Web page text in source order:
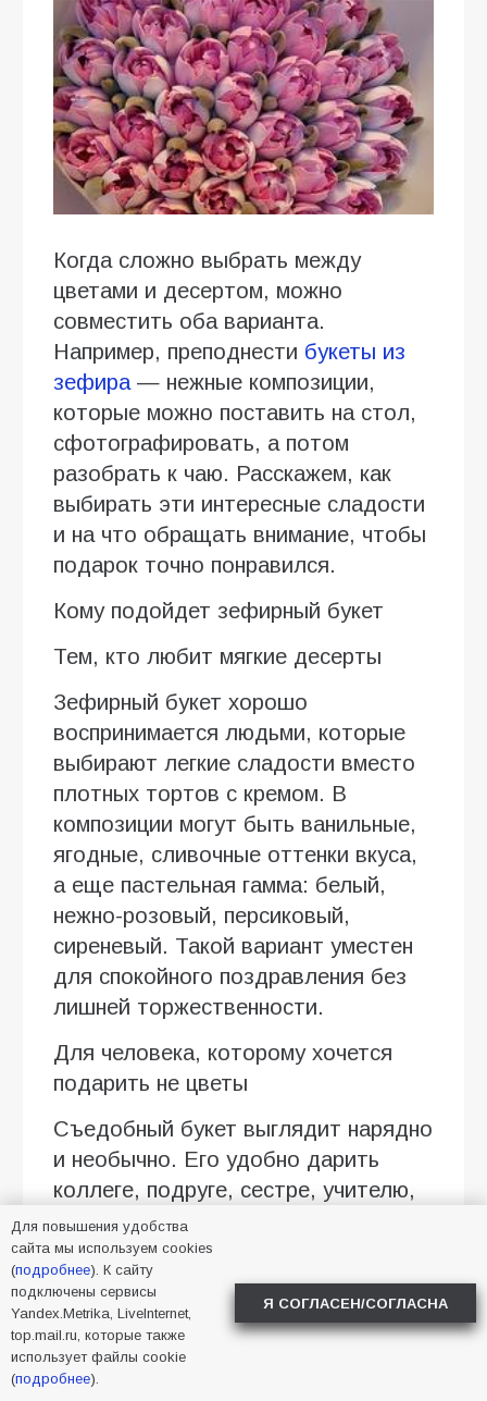
Когда сложно выбрать между
цветами и десертом, можно
совместить оба варианта.
Например, преподнести букеты из
зефира— нежные композиции,
которые можно поставить на стол,
сфотографировать, а потом
разобрать к чаю. Расскажем, как
выбирать эти интересные сладости
и на что обращать внимание, чтобы
подарок точно понравился.
Кому подойдет зефирный букет
Тем, кто любит мягкие десерты
Зефирный букет хорошо
воспринимается людьми, которые
выбирают легкие сладости вместо
плотных тортов с кремом. В
композиции могут быть ванильные,
ягодные, сливочные оттенки вкуса,
а еще пастельная гамма: белый,
нежно-розовый, персиковый,
сиреневый. Такой вариант уместен
для спокойного поздравления без
лишней торжественности.
Для человека, которому хочется
подарить не цветы
Съедобный букет выглядит нарядно
и необычно. Его удобно дарить
коллеге, подруге, сестре, учителю,
соседке или родственникам, если
хочется выбрать что-то теплое и
понятное. Особенно хорошо
смотрятся композиции в крафтовой
бумаге, коробке с плотной крышкой
или с матовой лентой.
Для повышения удобства
сайта мы используем cookies
(подробнее). К сайту
подключены сервисы
Yandex.Metrika, LiveInternet,
top.mail.ru, которые также
использует файлы cookie
(подробнее).
Я СОГЛАСЕН/СОГЛАСНА